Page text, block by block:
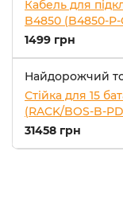
Кабель для
B4850 (B4850-P-
1499 грн
Найдорожчий
Стійка для 15
(RACK/BOS-B-
31458 грн